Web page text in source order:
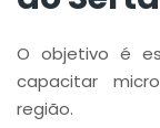
O objetivo é
capacitar
região.